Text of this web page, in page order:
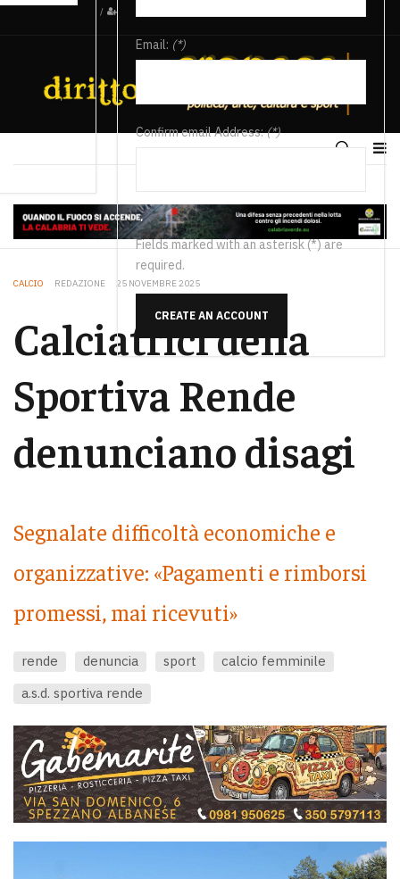
/
Email: (*)
Confirm email Address:(*)
Fields marked with an asterisk (*) are
required.
CREATE AN ACCOUNT
CALCIO REDAZIONE 25 NOVEMBRE 2025
Calciatrici della
Sportiva Rende
denunciano disagi
Segnalate difficoltà economiche e
organizzative: «Pagamenti e rimborsi
promessi, mai ricevuti»
rende denuncia sport
calcio femminile
a.s.d. sportiva rende